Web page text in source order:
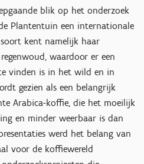
blik op het onderzoek
Plantentuin een internationale
kent namelijk haar
waardoor er een
vinden is in het wild en in
gezien als een belangrijk
Arabica-koffie, die het moeilijk
en minder weerbaar is dan
werd het belang van
voor de koffiewereld